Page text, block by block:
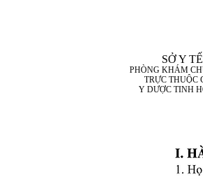
SỞ Y
PHÒNG KHÁM
TRỰC THUỘC
Y DƯỢC TINH